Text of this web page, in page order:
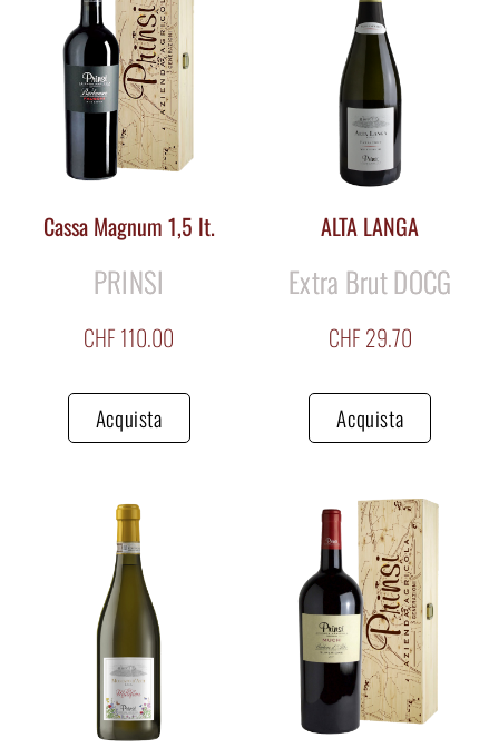
Cassa Magnum 1,5 lt.
PRINSI
CHF 110.00
Acquista
ALTA LANGA
Extra Brut DOCG
CHF 29.70
Acquista